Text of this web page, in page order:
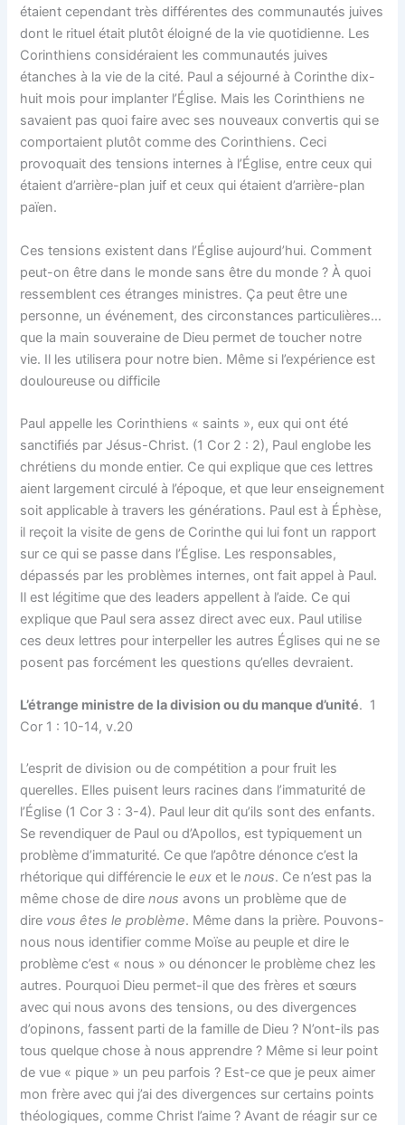
étaient cependant très différentes des communautés juives
dont le rituel était plutôt éloigné de la vie quotidienne. Les
Corinthiens considéraient les communautés juives
étanches à la vie de la cité. Paul a séjourné à Corinthe dix-
huit mois pour implanter l’Église. Mais les Corinthiens ne
savaient pas quoi faire avec ses nouveaux convertis qui se
comportaient plutôt comme des Corinthiens. Ceci
provoquait des tensions internes à l’Église, entre ceux qui
étaient d’arrière-plan juif et ceux qui étaient d’arrière-plan
païen.
Ces tensions existent dans l’Église aujourd’hui. Comment
peut-on être dans le monde sans être du monde ? À quoi
ressemblent ces étranges ministres. Ça peut être une
personne, un événement, des circonstances particulières…
que la main souveraine de Dieu permet de toucher notre
vie. Il les utilisera pour notre bien. Même si l’expérience est
douloureuse ou difficile
Paul appelle les Corinthiens « saints », eux qui ont été
sanctifiés par Jésus-Christ. (1 Cor 2 : 2), Paul englobe les
chrétiens du monde entier. Ce qui explique que ces lettres
aient largement circulé à l’époque, et que leur enseignement
soit applicable à travers les générations. Paul est à Éphèse,
il reçoit la visite de gens de Corinthe qui lui font un rapport
sur ce qui se passe dans l’Église. Les responsables,
dépassés par les problèmes internes, ont fait appel à Paul.
Il est légitime que des leaders appellent à l’aide. Ce qui
explique que Paul sera assez direct avec eux. Paul utilise
ces deux lettres pour interpeller les autres Églises qui ne se
posent pas forcément les questions qu’elles devraient.
L’étrange ministre de la division ou du manque d’unité. 1
Cor 1 : 10-14, v.20
L’esprit de division ou de compétition a pour fruit les
querelles. Elles puisent leurs racines dans l’immaturité de
l’Église (1 Cor 3 : 3-4). Paul leur dit qu’ils sont des enfants.
Se revendiquer de Paul ou d’Apollos, est typiquement un
problème d’immaturité. Ce que l’apôtre dénonce c’est la
rhétorique qui différencie le eux et le nous. Ce n’est pas la
même chose de direnous avons un problème que de
dire vous êtes le problème. Même dans la prière. Pouvons-
nous nous identifier comme Moïse au peuple et dire le
problème c’est « nous » ou dénoncer le problème chez les
autres. Pourquoi Dieu permet-il que des frères et sœurs
avec qui nous avons des tensions, ou des divergences
d’opinons, fassent parti de la famille de Dieu ? N’ont-ils pas
tous quelque chose à nous apprendre ? Même si leur point
de vue « pique » un peu parfois ? Est-ce que je peux aimer
mon frère avec qui j’ai des divergences sur certains points
théologiques, comme Christ l’aime ? Avant de réagir sur ce